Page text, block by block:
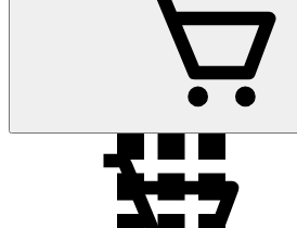
Volkswagen Polo Hatchback 2009-